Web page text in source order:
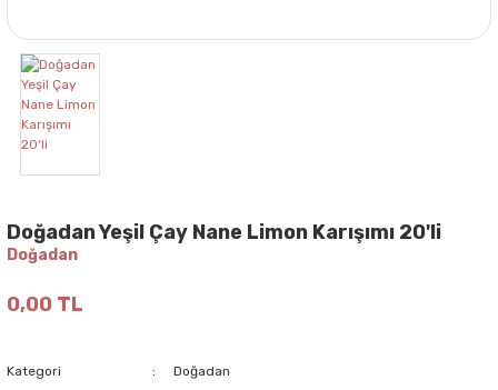
Doğadan Yeşil Çay Nane Limon Karışımı 20'li
Doğadan
0,00 TL
Kategori
Doğadan